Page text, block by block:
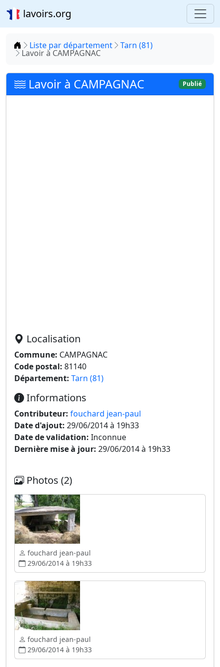
lavoirs.org
Accueil
Liste par département Tarn (81)
Lavoir à CAMPAGNAC
Lavoir à CAMPAGNAC Publié
Localisation
Commune: CAMPAGNAC
Code postal: 81140
Département: Tarn (81)
Informations
Contributeur: fouchard jean-paul
Date d'ajout: 29/06/2014 à 19h33
Date de validation: Inconnue
Dernière mise à jour: 29/06/2014 à 19h33
Photos (2)
fouchard jean-paul
29/06/2014 à 19h33
fouchard jean-paul
29/06/2014 à 19h33